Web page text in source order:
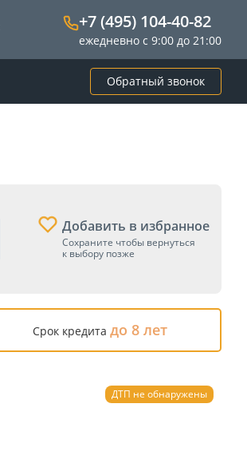
+7 (495) 104-40-82
ежедневно с 9:00 до 21:00
Обратный звонок
Добавить в избранное
Сохраните чтобы вернуться
к выбору позже
Срок кредита до 8 лет
ДТП не обнаружены